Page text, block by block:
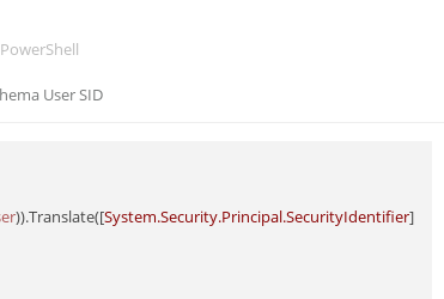
PowerShell
User SID
)).Translate([System.Security.Principal.SecurityIdentifier]